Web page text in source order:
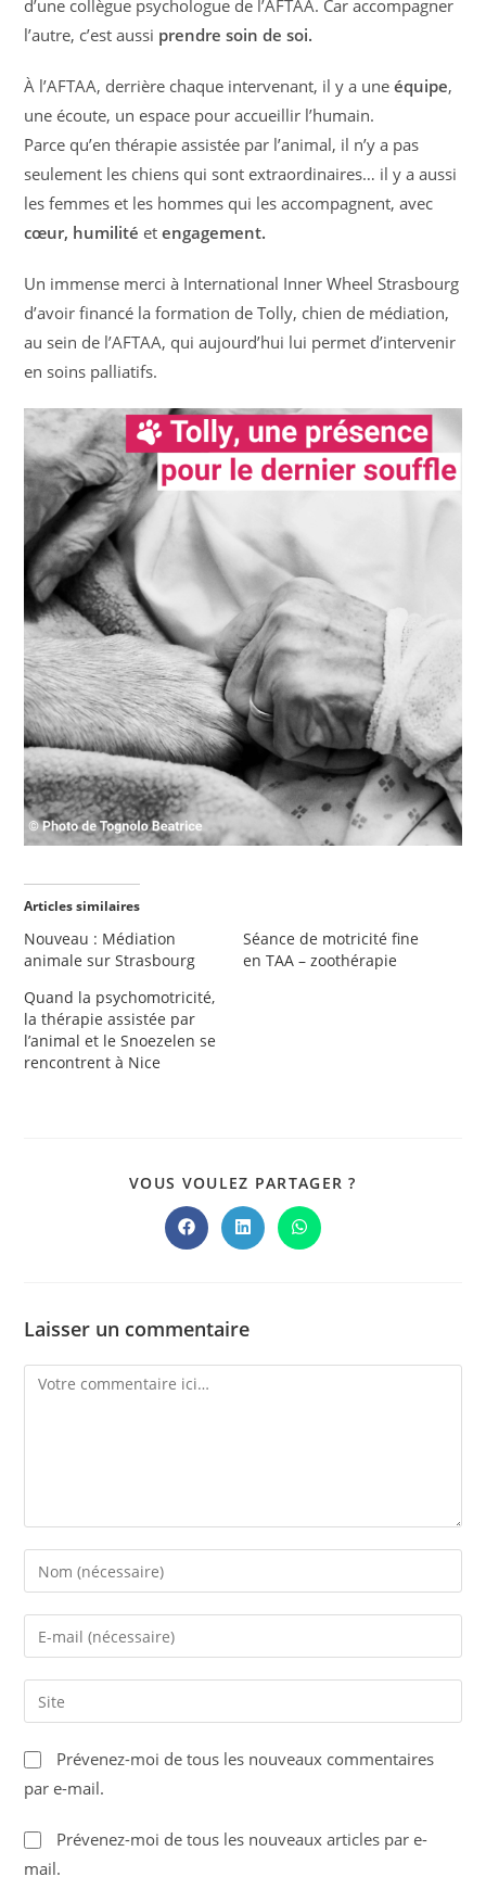
d’une collègue psychologue de l’AFTAA. Car accompagner
l’autre, c’est aussi prendre soin de soi.
À l’AFTAA, derrière chaque intervenant, il y a une équipe,
une écoute, un espace pour accueillir l’humain.
Parce qu’en thérapie assistée par l’animal, il n’y a pas
seulement les chiens qui sont extraordinaires… il y a aussi
les femmes et les hommes qui les accompagnent, avec
cœur, humilité etengagement.
Un immense merci à International Inner Wheel Strasbourg
d’avoir financé la formation de Tolly, chien de médiation,
au sein de l’AFTAA, qui aujourd’hui lui permet d’intervenir
en soins palliatifs.
Articles similaires
Nouveau : Médiation
animale sur Strasbourg
Séance de motricité fine
en TAA – zoothérapie
Quand la psychomotricité,
la thérapie assistée par
l’animal et le Snoezelen se
rencontrent à Nice
VOUS VOULEZ PARTAGER ?
Ouvrir
dans
Ouvrir
dans
Ouvrir
dans
Laisser un commentaire
Comment
Enter
your
name
comment
Enter
your
email
address
comment
Saisir
l’URL
de
votre
site
(facultatif)
Prévenez-moi de tous les nouveaux commentaires
par e-mail.
Prévenez-moi de tous les nouveaux articles par e-
mail.